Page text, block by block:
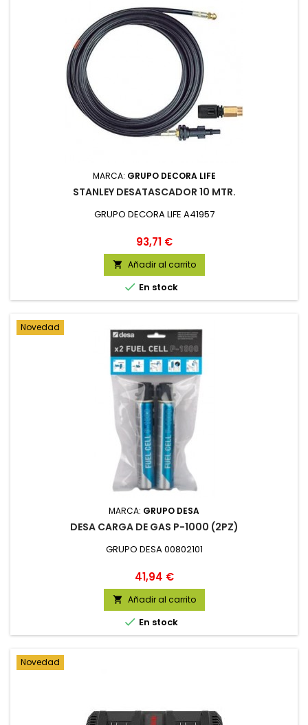
MARCA: GRUPO DECORA LIFE
STANLEY DESATASCADOR 10 MTR.
GRUPO DECORA LIFE A41957
Precio
93,71 €
 Añadir al carrito
 En stock
Novedad
MARCA: GRUPO DESA
DESA CARGA DE GAS P-1000 (2PZ)
GRUPO DESA 00802101
Precio
41,94 €
 Añadir al carrito
 En stock
Novedad